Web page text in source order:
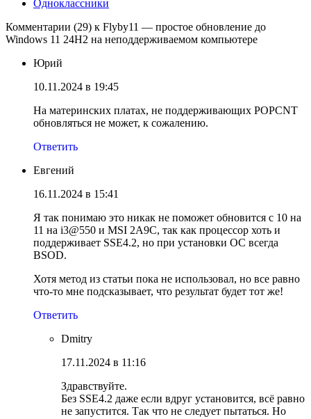
Одноклассники
Комментарии (29) к Flyby11 — простое обновление до
Windows 11 24H2 на неподдерживаемом компьютере
Юрий
10.11.2024 в 19:45
На материнских платах, не поддерживающих POPCNT
обновляться не может, к сожалению.
Ответить
Евгений
16.11.2024 в 15:41
Я так понимаю это никак не поможет обновится с 10 на
11 на i3@550 и MSI 2A9C, так как процессор хоть и
поддерживает SSE4.2, но при установки ОС всегда
BSOD.
Хотя метод из статьи пока не использовал, но все равно
что-то мне подсказывает, что результат будет тот же!
Ответить
Dmitry
17.11.2024 в 11:16
Здравствуйте.
Без SSE4.2 даже если вдруг установится, всё равно
не запустится. Так что не следует пытаться. Но